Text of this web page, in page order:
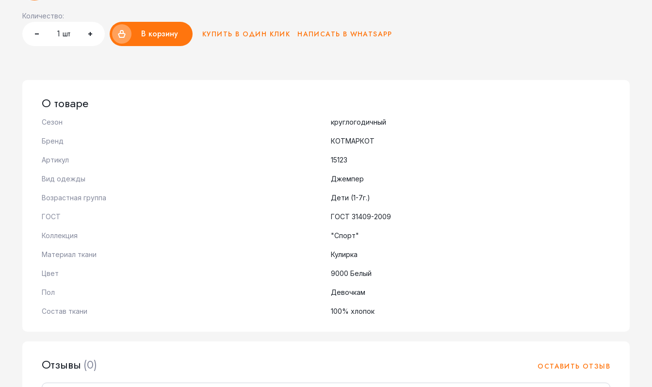
Количество:
1 шт В корзину КУПИТЬ В ОДИН КЛИК НАПИСАТЬ В WHATSAPP
О товаре
Сезон круглогодичный
Бренд КОТМАРКОТ
Артикул 15123
Вид одежды Джемпер
Возрастная группа Дети (1-7г.)
ГОСТ ГОСТ 31409-2009
Коллекция "Спорт"
Материал ткани Кулирка
Цвет 9000 Белый
Пол Девочкам
Состав ткани 100% хлопок
Отзывы (0) ОСТАВИТЬ ОТЗЫВ